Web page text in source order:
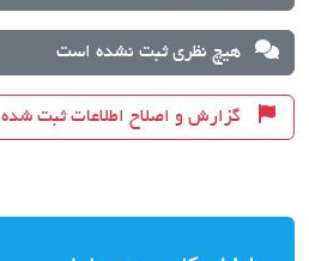
هیچ نظری ثبت نشده است
گزارش و اصلاح اطلاعات ثبت شده